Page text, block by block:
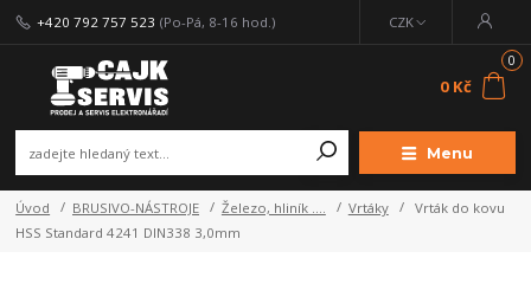
Menu
CZK
+420 792 757 523 (Po-Pá, 8-16 hod.)
0
0 Kč
Úvod BRUSIVO-NÁSTROJE Železo, hliník .... Vrtáky
Vrták do kovu
HSS Standard 4241 DIN338 3,0mm